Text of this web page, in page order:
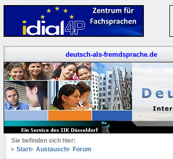
deutsch-als-fremdsprache.de
Sie befinden sich hier:
Start
Austausch Forum